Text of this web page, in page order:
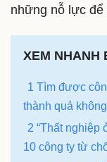
những nỗ lực để
XEM NHANH
1 Tìm được
thành quả
2 “Thất nghiệp
10 công ty từ